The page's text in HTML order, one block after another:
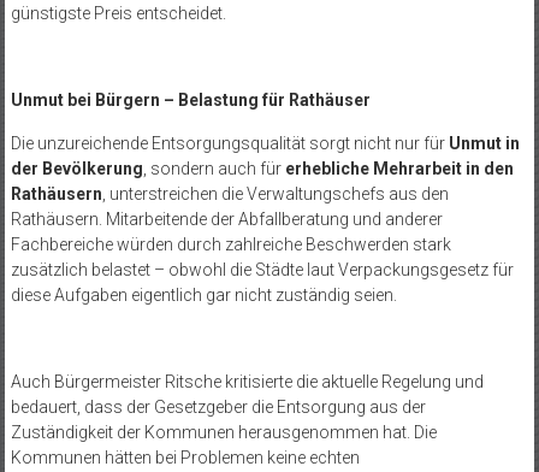
günstigste Preis entscheidet.
Unmut bei Bürgern – Belastung für Rathäuser
Die unzureichende Entsorgungsqualität sorgt nicht nur für Unmut in
der Bevölkerung, sondern auch für erhebliche Mehrarbeit in den
Rathäusern, unterstreichen die Verwaltungschefs aus den
Rathäusern. Mitarbeitende der Abfallberatung und anderer
Fachbereiche würden durch zahlreiche Beschwerden stark
zusätzlich belastet – obwohl die Städte laut Verpackungsgesetz für
diese Aufgaben eigentlich gar nicht zuständig seien.
Auch Bürgermeister Ritsche kritisierte die aktuelle Regelung und
bedauert, dass der Gesetzgeber die Entsorgung aus der
Zuständigkeit der Kommunen herausgenommen hat. Die
Kommunen hätten bei Problemen keine echten